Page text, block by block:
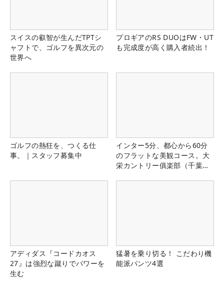
スイスの叡智が生んだTPTシ
ャフトで、ゴルフを異次元の
世界へ
プロギアのRS DUOはFW・UT
も完成度が高く購入者続出！
ゴルフの熱狂を、つくる仕
事。｜スタッフ募集中
インター5分、都心から60分
のフラットな美観コース。大
栄カントリー俱楽部（千葉
アディダス『コードカオス
27』は強烈な蹴りでパワーを
生む
猛暑を乗り切る！ こだわり機
能派パンツ4選